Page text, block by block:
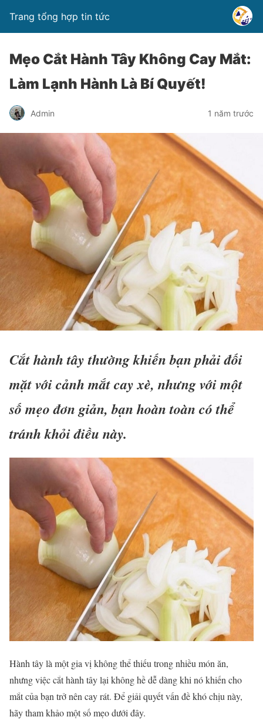
Trang tổng hợp tin tức
Mẹo Cắt Hành Tây Không Cay Mắt:
Làm Lạnh Hành Là Bí Quyết!
Admin 1 năm trước
Cắt hành tây thường khiến bạn phải đối
mặt với cảnh mắt cay xè, nhưng với một
số mẹo đơn giản, bạn hoàn toàn có thể
tránh khỏi điều này.
Hành tây là một gia vị không thể thiếu trong nhiều món ăn,
nhưng việc cắt hành tây lại không hề dễ dàng khi nó khiến cho
mắt của bạn trở nên cay rát. Để giải quyết vấn đề khó chịu này,
hãy tham khảo một số mẹo dưới đây.